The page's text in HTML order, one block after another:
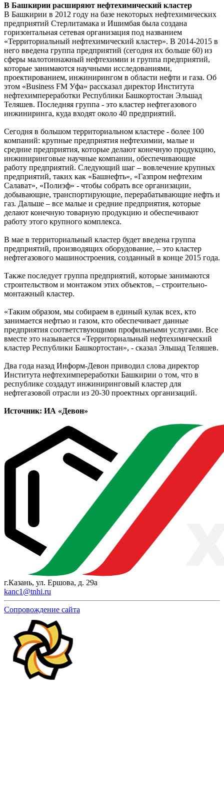
В Башкирии расширяют нефтехимический кластер
В Башкирии в 2012 году на базе некоторых нефтехимических
предприятий Стерлитамака и Ишимбая была создана
горизонтальная сетевая организация под названием
«Территориальный нефтехимический кластер». В 2014-2015 в
него введена группа предприятий (сегодня их больше 60) из
сферы малотоннажный нефтехимии и группа предприятий,
которые занимаются научными исследованиями,
проектированием, инжинирингом в области нефти и газа. Об
этом «Business FM Уфа» рассказал директор Института
нефтехимпереработки Республики Башкортостан Эльшад
Теляшев. Последняя группа - это кластер нефтегазового
инжиниринга, куда входят около 40 предприятий.
Сегодня в большом территориальном кластере - более 100
компаний: крупные предприятия нефтехимии, малые и
средние предприятия, которые делают конечную продукцию,
инжиниринговые научные компании, обеспечивающие
работу предприятий. Следующий шаг – вовлечение крупных
предприятий, таких как «Башнефть», «Газпром нефтехим
Салават», «Полиэф» - чтобы собрать все организации,
добывающие, транспортирующие, перерабатывающие нефть и
газ. Дальше – все малые и средние предприятия, которые
делают конечную товарную продукцию и обеспечивают
работу этого крупного комплекса.
В мае в территориальный кластер будет введена группа
предприятий, производящих оборудование, – это кластер
нефтегазового машиностроения, созданный в конце 2015 года.
Также последует группа предприятий, которые занимаются
строительством и монтажом этих объектов, – строительно-
монтажный кластер.
«Таким образом, мы собираем в единый кулак всех, кто
занимается нефтью и газом, кто обеспечивает данные
предприятия соответствующими профильными услугами. Все
вместе это называется «Территориальный нефтехимический
кластер Республики Башкортостан», - сказал Эльшад Теляшев.
Два года назад Информ-Девон приводил слова директор
Института нефтехимпереработки Башкирии о том, что в
республике создадут инжиниринговый кластер для
нефтегазовой отрасли из 20-30 проектных организаций.
Источник: ИА «Девон»
г.Казань, ул. Ершова, д. 29а
kanc1@tnhi.ru
Сопровождение сайта